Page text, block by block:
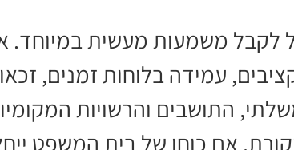
לקבל משמעות מעשית במיוחד.
עמידה בלוחות זמנים,
התושבים והרשויות
אם כוחו של בית המשפט